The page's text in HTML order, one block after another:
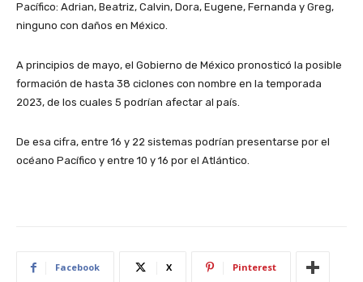
Pacífico: Adrian, Beatriz, Calvin, Dora, Eugene, Fernanda y Greg,
ninguno con daños en México.
A principios de mayo, el Gobierno de México pronosticó la posible
formación de hasta 38 ciclones con nombre en la temporada
2023, de los cuales 5 podrían afectar al país.
De esa cifra, entre 16 y 22 sistemas podrían presentarse por el
océano Pacífico y entre 10 y 16 por el Atlántico.
Facebook X Pinterest